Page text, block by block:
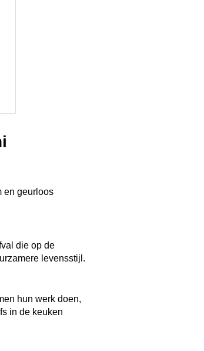
en geurloos
die op de
levensstijl.
hun werk doen,
in de keuken